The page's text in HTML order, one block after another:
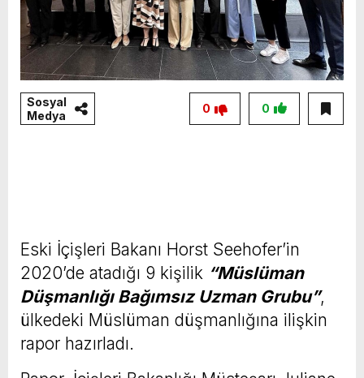
Sosyal
Medya
0
0
Eski İçişleri Bakanı Horst Seehofer’in
2020’de atadığı 9 kişilik “Müslüman
Düşmanlığı Bağımsız Uzman Grubu”,
ülkedeki Müslüman düşmanlığına ilişkin
rapor hazırladı.